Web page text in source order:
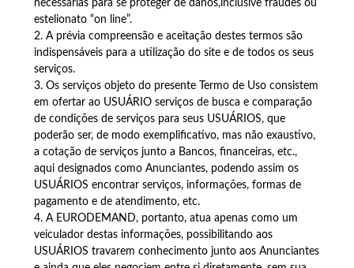
necessárias para se proteger de danos,inclusive fraudes ou
estelionato “on line”.
2. A prévia compreensão e aceitação destes termos são
indispensáveis para a utilização do site e de todos os seus
serviços.
3. Os serviços objeto do presente Termo de Uso consistem
em ofertar ao USUÁRIO serviços de busca e comparação
de condições de serviços para seus USUÁRIOS, que
poderão ser, de modo exemplificativo, mas não exaustivo,
a cotação de serviços junto a Bancos, financeiras, etc.,
aqui designados como Anunciantes, podendo assim os
USUÁRIOS encontrar serviços, informações, formas de
pagamento e de atendimento, etc.
4. A EURODEMAND, portanto, atua apenas como um
veiculador destas informações, possibilitando aos
USUÁRIOS travarem conhecimento junto aos Anunciantes